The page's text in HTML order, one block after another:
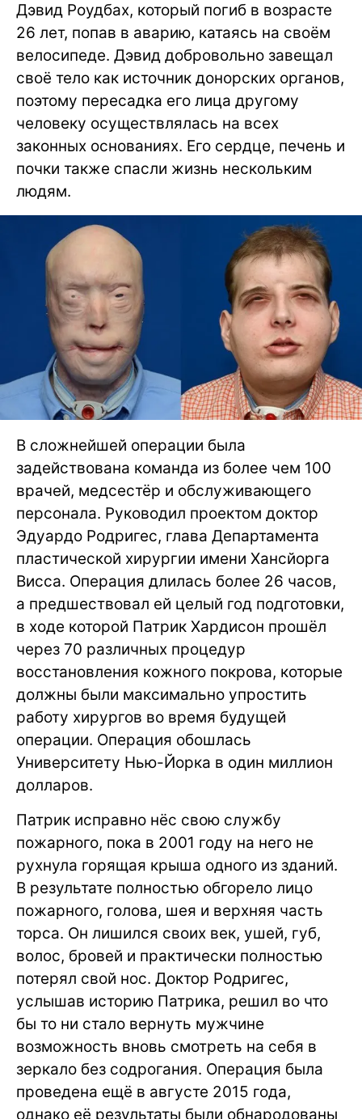
Дэвид Роудбах, который погиб в возрасте
26 лет, попав в аварию, катаясь на своём
велосипеде. Дэвид добровольно завещал
своё тело как источник донорских органов,
поэтому пересадка его лица другому
человеку осуществлялась на всех
законных основаниях. Его сердце, печень и
почки также спасли жизнь нескольким
людям.
В сложнейшей операции была
задействована команда из более чем 100
врачей, медсестёр и обслуживающего
персонала. Руководил проектом доктор
Эдуардо Родригес, глава Департамента
пластической хирургии имени Хансйорга
Висса. Операция длилась более 26 часов,
а предшествовал ей целый год подготовки,
в ходе которой Патрик Хардисон прошёл
через 70 различных процедур
восстановления кожного покрова, которые
должны были максимально упростить
работу хирургов во время будущей
операции. Операция обошлась
Университету Нью-Йорка в один миллион
долларов.
Патрик исправно нёс свою службу
пожарного, пока в 2001 году на него не
рухнула горящая крыша одного из зданий.
В результате полностью обгорело лицо
пожарного, голова, шея и верхняя часть
торса. Он лишился своих век, ушей, губ,
волос, бровей и практически полностью
потерял свой нос. Доктор Родригес,
услышав историю Патрика, решил во что
бы то ни стало вернуть мужчине
возможность вновь смотреть на себя в
зеркало без содрогания. Операция была
проведена ещё в августе 2015 года,
однако её результаты были обнародованы